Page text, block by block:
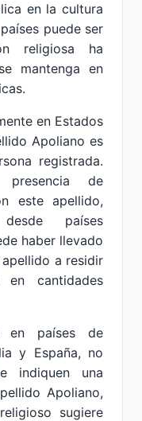
en la cultura
puede ser
religiosa ha
mantenga en
en Estados
Apoliano es
registrada.
de
este apellido,
países
haber llevado
a residir
cantidades
en países de
y España, no
indiquen una
Apoliano,
sugiere